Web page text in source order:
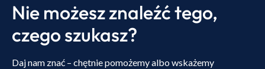
Nie możesz znaleźć tego,
czego szukasz?
Daj nam znać – chętnie pomożemy albo wskażemy